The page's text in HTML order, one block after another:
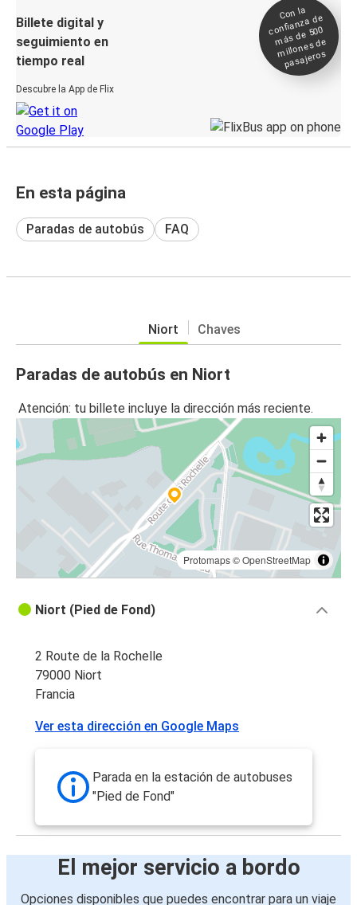
Billete digital y
seguimiento en
tiempo real
Descubre la App de Flix
Con la
confianza de
más de 500
millones de
pasajeros
En esta página
Paradas de autobús FAQ
Niort Chaves
Paradas de autobús en Niort
Atención: tu billete incluye la dirección más reciente.
Protomaps©OpenStreetMap
Niort (Pied de Fond)
2 Route de la Rochelle
79000 Niort
Francia
Ver esta dirección en Google Maps
Parada en la estación de autobuses
"Pied de Fond"
El mejor servicio a bordo
Opciones disponibles que puedes encontrar para un viaje